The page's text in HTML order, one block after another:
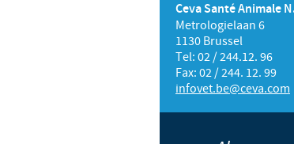
Ceva Santé Animale
Metrologielaan 6
1130 Brussel
Tel: 02 / 244.12. 96
Fax: 02 / 244. 12. 99
infovet.be@ceva.com